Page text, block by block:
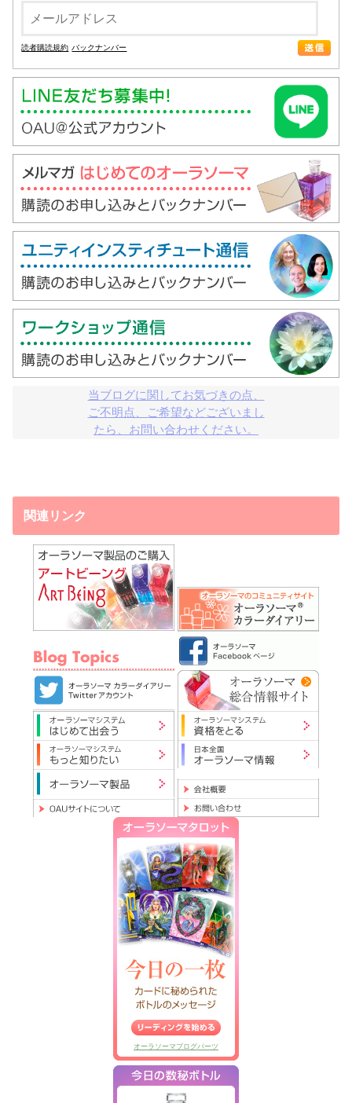
読者購読規約 バックナンバー
当ブログに関してお気づきの点、
ご不明点、ご希望などございまし
たら、お問い合わせください。
関連リンク